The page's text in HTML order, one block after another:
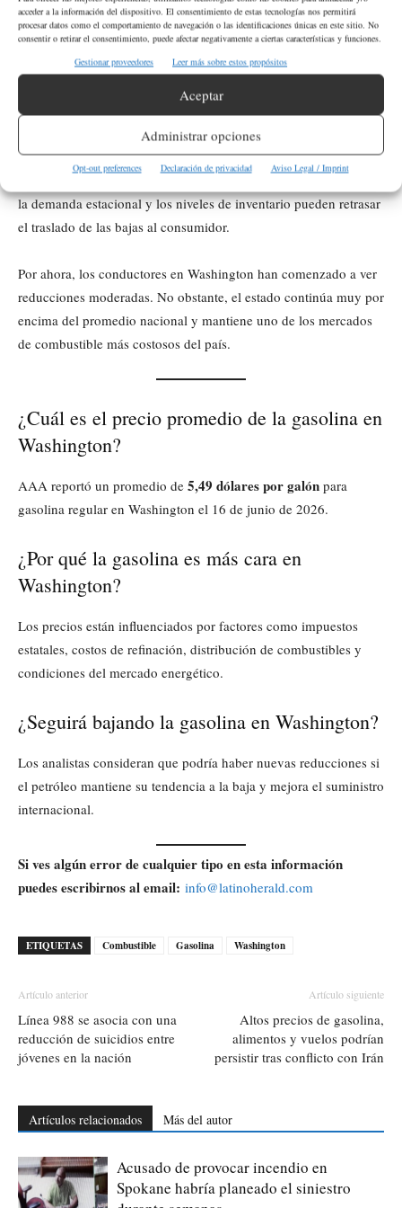
acceder a la información del dispositivo. El consentimiento de estas tecnologías nos permitirá
procesar datos como el comportamiento de navegación o las identificaciones únicas en este sitio. No
consentir o retirar el consentimiento, puede afectar negativamente a ciertas características y funciones.
Gestionar proveedores
Leer más sobre estos propósitos
Aceptar
Administrar opciones
Opt-out preferences Declaración de privacidad Aviso Legal / Imprint
tomar más tiempo
petróleo suelen tardar en reflejarse completamente en las
estaciones de servicio.
Factores como los costos de refinación, la distribución regional,
la demanda estacional y los niveles de inventario pueden retrasar
el traslado de las bajas al consumidor.
Por ahora, los conductores en Washington han comenzado a ver
reducciones moderadas. No obstante, el estado continúa muy por
encima del promedio nacional y mantiene uno de los mercados
de combustible más costosos del país.
¿Cuál es el precio promedio de la gasolina en
Washington?
AAA reportó un promedio de 5,49 dólares por galón para
gasolina regular en Washington el 16 de junio de 2026.
¿Por qué la gasolina es más cara en
Washington?
Los precios están influenciados por factores como impuestos
estatales, costos de refinación, distribución de combustibles y
condiciones del mercado energético.
¿Seguirá bajando la gasolina en Washington?
Los analistas consideran que podría haber nuevas reducciones si
el petróleo mantiene su tendencia a la baja y mejora el suministro
internacional.
Si ves algún error de cualquier tipo en esta información
puedes escribirnos al email: info@latinoherald.com
ETIQUETAS Combustible Gasolina Washington
Artículo anterior
Línea 988 se asocia con una
reducción de suicidios entre
jóvenes en la nación
Artículo siguiente
Altos precios de gasolina,
alimentos y vuelos podrían
persistir tras conflicto con Irán
Artículos relacionados Más del autor
Acusado de provocar incendio en
Spokane habría planeado el siniestro